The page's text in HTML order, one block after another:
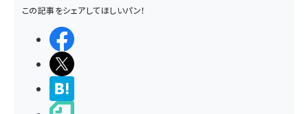
この記事をシェアしてほしいパン！